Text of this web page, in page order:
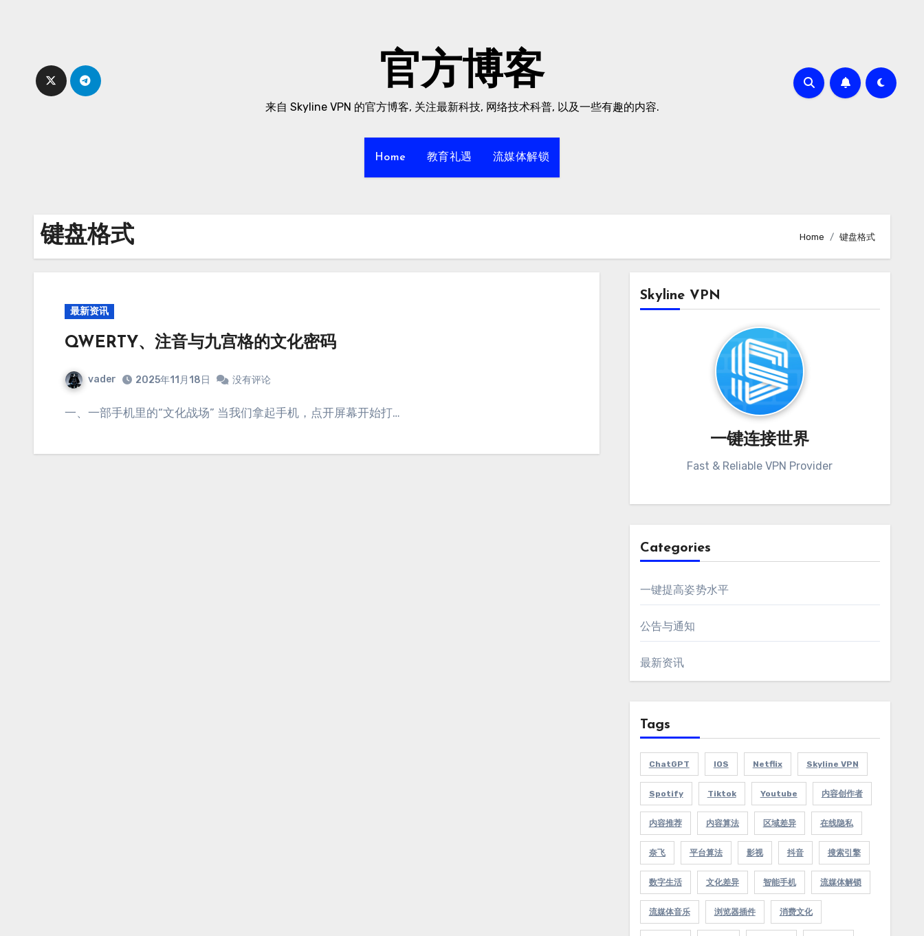
官方博客
来自 Skyline VPN 的官方博客, 关注最新科技, 网络技术科普, 以及一些有趣的内容.
Home 教育礼遇 流媒体解锁
键盘格式 Home 键盘格式
最新资讯
QWERTY、注音与九宫格的文化密码
vader 2025年11月18日 没有评论
一、一部手机里的“文化战场” 当我们拿起手机，点开屏幕开始打…
Skyline VPN
一键连接世界
Fast & Reliable VPN Provider
Categories
一键提高姿势水平
公告与通知
最新资讯
Tags
ChatGPT IOS Netflix Skyline VPN
Spotify Tiktok Youtube 内容创作者
内容推荐 内容算法 区域差异 在线隐私
奈飞 平台算法 影视 抖音 搜索引擎
数字生活 文化差异 智能手机 流媒体解锁
流媒体音乐 浏览器插件 消费文化